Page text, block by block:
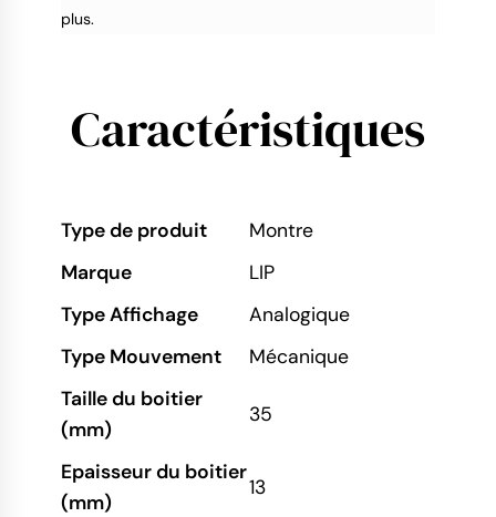
plus.
Caractéristiques
Type de produit
Montre
Marque
LIP
Type Affichage
Analogique
Type Mouvement
Mécanique
Taille du boitier
(mm)
35
Epaisseur du boitier
(mm)
13